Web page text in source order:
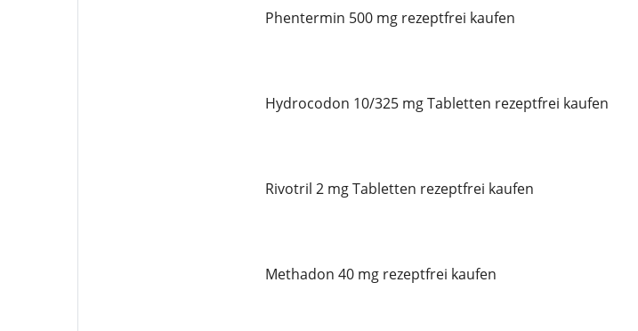
Phentermin 500 mg rezeptfrei kaufen
Hydrocodon 10/325 mg Tabletten rezeptfrei kaufen
Rivotril 2 mg Tabletten rezeptfrei kaufen
Methadon 40 mg rezeptfrei kaufen